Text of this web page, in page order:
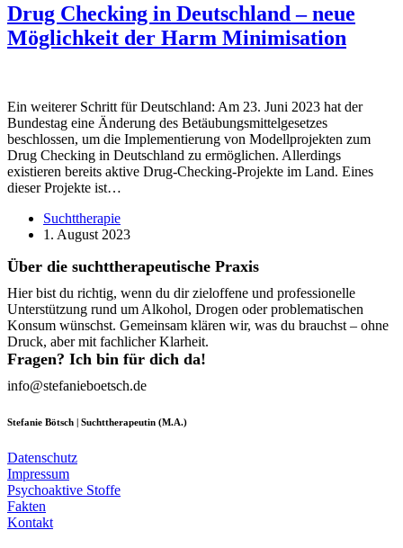
Drug Checking in Deutschland – neue
Möglichkeit der Harm Minimisation
Ein weiterer Schritt für Deutschland: Am 23. Juni 2023 hat der
Bundestag eine Änderung des Betäubungsmittelgesetzes
beschlossen, um die Implementierung von Modellprojekten zum
Drug Checking in Deutschland zu ermöglichen. Allerdings
existieren bereits aktive Drug-Checking-Projekte im Land. Eines
dieser Projekte ist…
Suchttherapie
1. August 2023
Über die suchttherapeutische Praxis
Hier bist du richtig, wenn du dir zieloffene und professionelle
Unterstützung rund um Alkohol, Drogen oder problematischen
Konsum wünschst. Gemeinsam klären wir, was du brauchst – ohne
Druck, aber mit fachlicher Klarheit.
Fragen? Ich bin für dich da!
info@stefanieboetsch.de
Stefanie Bötsch | Suchttherapeutin (M.A.)
Datenschutz
Impressum
Psychoaktive Stoffe
Fakten
Kontakt